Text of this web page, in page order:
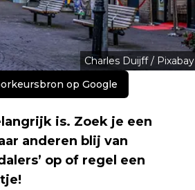
Charles Duijff / Pixabay
op Google
is. Zoek je een
anderen blij van
op of regel een